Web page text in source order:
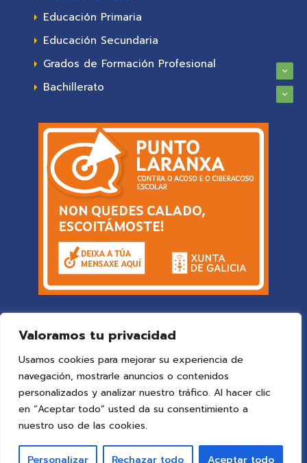
Valoramos tu privacidad
Usamos cookies para mejorar su experiencia de
navegación, mostrarle anuncios o contenidos
personalizados y analizar nuestro tráfico. Al hacer clic
en “Aceptar todo” usted da su consentimiento a
nuestro uso de las cookies.
Personalizar Rechazar todo Aceptar todo
Educación Primaria
Educación Secundaria
Grados de Formación Profesional
Bachillerato
© 2025 Colegio Vigoby ideaspropias publicidad&web
Todos los derechos reservados.